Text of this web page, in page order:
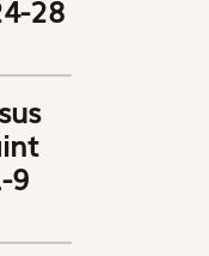
28
9